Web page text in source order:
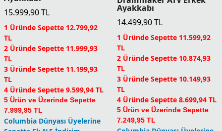
15.999,90TL
1 Üründe Sepette 12.799,92
TL
2 Üründe Sepette 11.999,93
TL
3 Üründe Sepette 11.199,93
TL
4 Üründe Sepette 9.599,94 TL
5 Ürün ve Üzerinde Sepette
7.999,95 TL
Columbia Dünyası Üyelerine
Ayakkabı
14.499,90TL
1 Üründe Sepette 11.599,92
TL
2 Üründe Sepette 10.874,93
TL
3 Üründe Sepette 10.149,93
TL
4 Üründe Sepette 8.699,94 TL
5 Ürün ve Üzerinde Sepette
7.249,95 TL